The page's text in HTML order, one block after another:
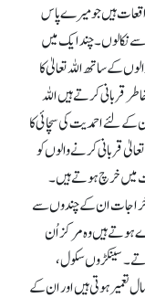
واقعات ہیں جو میرے پاس
نکالوں۔ چند ایک میں
کے ساتھ اللہ تعالیٰ کا
قربانی کرتے ہیں اللہ
کے لئے احمدیت کی سچائی کا
قربانی کرنے والوں کو
میں خرچ ہوتے ہیں۔
ان کے چندوں سے
ہوتے ہیں وہ مرکز اُن
سینکڑوں سکول،
تعمیر ہوتی ہیں اور ان کے